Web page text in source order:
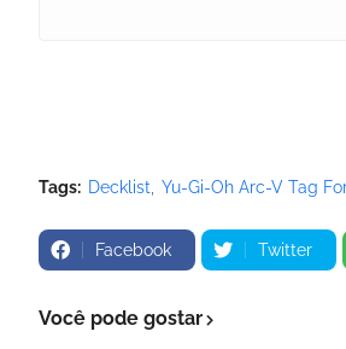
Tags: Decklist Yu-Gi-Oh Arc-V Tag
Facebook Twitter
Você pode gostar